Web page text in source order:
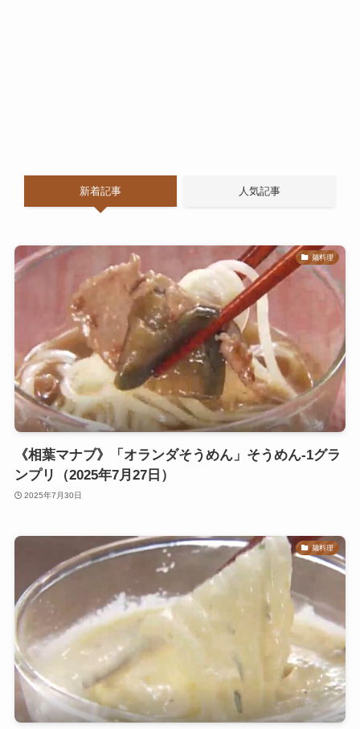
新着記事 人気記事
麺料理
《相葉マナブ》「オランダそうめん」そうめん-1グラ
ンプリ（2025年7月27日）
2025年7月30日
麺料理